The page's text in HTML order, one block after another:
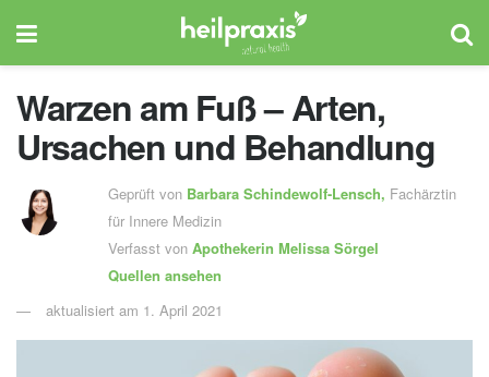
Warzen am Fuß – Arten,
Ursachen und Behandlung
Geprüft von Barbara Schindewolf-Lensch, Fachärztin
für Innere Medizin
Verfasst von Apothekerin Melissa Sörgel
Quellen ansehen
aktualisiert am 1. April 2021